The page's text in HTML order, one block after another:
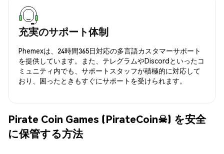
充実のサポート体制
Phemexは、24時間365日対応の多言語カスタマーサポート
を提供しています。また、テレグラムやDiscordといったコ
ミュニティ内でも、サポートスタッフが積極的に対応して
おり、困ったときもすぐにサポートを受けられます。
Pirate Coin Games (PirateCoin☠) を安全
に保管する方法